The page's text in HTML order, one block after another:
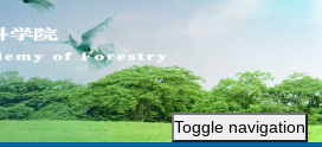
Toggle navigation